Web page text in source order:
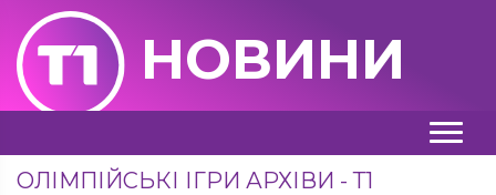
НОВИНИ
ОЛІМПІЙСЬКІ ІГРИ АРХІВИ - Т1